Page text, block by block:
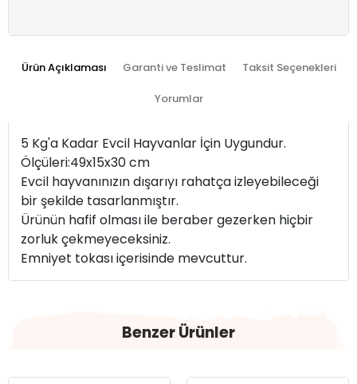
Ürün Açıklaması Garanti ve Teslimat Taksit Seçenekleri
Yorumlar
5 Kg'a Kadar Evcil Hayvanlar İçin Uygundur.
Ölçüleri:49x15x30 cm
Evcil hayvanınızın dışarıyı rahatça izleyebileceği
bir şekilde tasarlanmıştır.
Ürünün hafif olması ile beraber gezerken hiçbir
zorluk çekmeyeceksiniz.
Emniyet tokası içerisinde mevcuttur.
Benzer Ürünler